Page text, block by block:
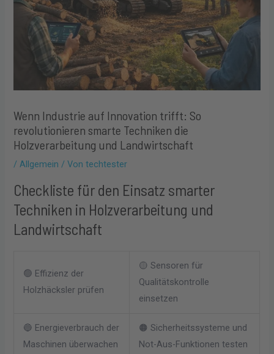
Wenn Industrie auf Innovation trifft: So
revolutionieren smarte Techniken die
Holzverarbeitung und Landwirtschaft
/Allgemein / Vontechtester
Checkliste für den Einsatz smarter
Techniken in Holzverarbeitung und
Landwirtschaft
🟢 Effizienz der
Holzhäcksler prüfen
🟡 Sensoren für
Qualitätskontrolle
einsetzen
🔵 Energieverbrauch der
Maschinen überwachen
🟠 Sicherheitssysteme und
Not-Aus-Funktionen testen